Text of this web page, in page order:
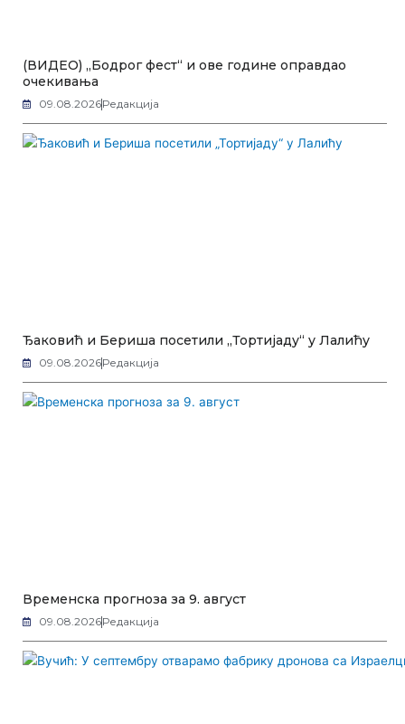
(ВИДЕО) „Бодрог фест“ и ове године оправдао
очекивања
09.08.2026Редакција
Ђаковић и Бериша посетили „Тортијаду“ у Лалићу
09.08.2026Редакција
Временска прогноза за 9. август
09.08.2026Редакција